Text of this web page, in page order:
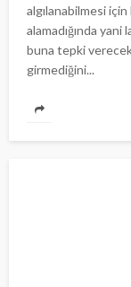
algılanabilmesi için
alamadığında
buna tepki
girmediğini...